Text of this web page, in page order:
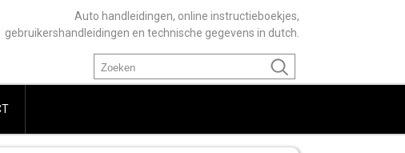
Auto handleidingen, online instructieboekjes,
gebruikershandleidingen en technische gegevens in dutch.